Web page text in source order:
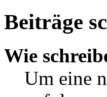
Beiträge
Wie
Um eine